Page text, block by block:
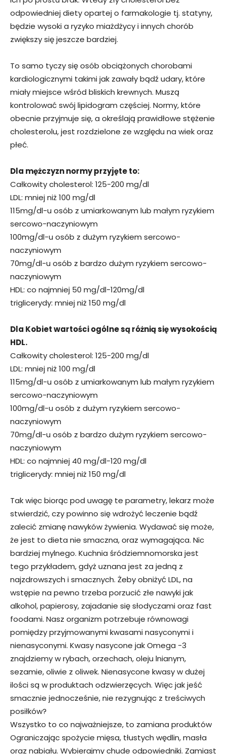
odpowiedniej diety opartej o farmakologie tj. statyny,
będzie wysoki a ryzyko miażdżycy i innych chorób
zwiększy się jeszcze bardziej.
To samo tyczy się osób obciążonych chorobami
kardiologicznymi takimi jak zawały bądź udary, które
miały miejsce wśród bliskich krewnych. Muszą
kontrolować swój lipidogram częściej. Normy, które
obecnie przyjmuje się, a określają prawidłowe stężenie
cholesterolu, jest rozdzielone ze względu na wiek oraz
płeć.
Dla mężczyzn normy przyjęte to:
Całkowity cholesterol: 125-200 mg/dl
LDL: mniej niż 100 mg/dl
115mg/dl-u osób z umiarkowanym lub małym ryzykiem
sercowo-naczyniowym
100mg/dl-u osób z dużym ryzykiem sercowo-
naczyniowym
70mg/dl-u osób z bardzo dużym ryzykiem sercowo-
naczyniowym
HDL: co najmniej 50 mg/dl-120mg/dl
triglicerydy: mniej niż 150 mg/dl
Dla Kobiet wartości ogólne są różnią się wysokością
HDL.
Całkowity cholesterol: 125-200 mg/dl
LDL: mniej niż 100 mg/dl
115mg/dl-u osób z umiarkowanym lub małym ryzykiem
sercowo-naczyniowym
100mg/dl-u osób z dużym ryzykiem sercowo-
naczyniowym
70mg/dl-u osób z bardzo dużym ryzykiem sercowo-
naczyniowym
HDL: co najmniej 40 mg/dl-120 mg/dl
triglicerydy: mniej niż 150 mg/dl
Tak więc biorąc pod uwagę te parametry, lekarz może
stwierdzić, czy powinno się wdrożyć leczenie bądź
zalecić zmianę nawyków żywienia. Wydawać się może,
że jest to dieta nie smaczna, oraz wymagająca. Nic
bardziej mylnego. Kuchnia śródziemnomorska jest
tego przykładem, gdyż uznana jest za jedną z
najzdrowszych i smacznych. Żeby obniżyć LDL, na
wstępie na pewno trzeba porzucić złe nawyki jak
alkohol, papierosy, zajadanie się słodyczami oraz fast
foodami. Nasz organizm potrzebuje równowagi
pomiędzy przyjmowanymi kwasami nasyconymi i
nienasyconymi. Kwasy nasycone jak Omega -3
znajdziemy w rybach, orzechach, oleju lnianym,
sezamie, oliwie z oliwek. Nienasycone kwasy w dużej
ilości są w produktach odzwierzęcych. Więc jak jeść
smacznie jednocześnie, nie rezygnując z treściwych
posiłków?
Wszystko to co najważniejsze, to zamiana produktów
Ograniczając spożycie mięsa, tłustych wędlin, masła
oraz nabiału. Wybierajmy chude odpowiedniki. Zamiast